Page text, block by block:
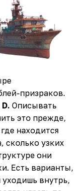
призраков.
Описывать
это прежде,
находится
сколько узких
они
Есть варианты,
внутрь,